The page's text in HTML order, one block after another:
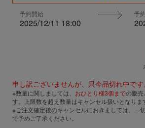
予約開始
2025/12/11 18:00
予
申し訳ございませんが、只今品切れ中です
※数量に関しましては、 おひとり様3個までの販売
す。上限数を超え数量はキャンセル扱いとなりま
※ご注文確定後のキャンセルにおきましては、一
で予めご了承ください。